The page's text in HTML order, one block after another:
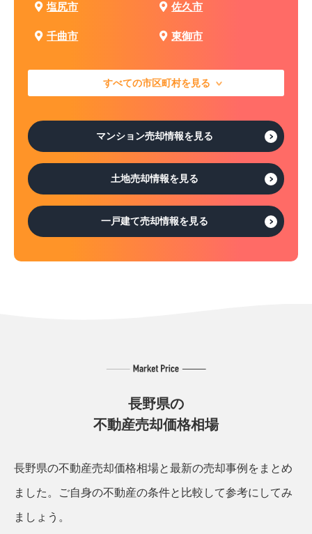
塩尻市 佐久市
千曲市 東御市
すべての市区町村を見る
マンション売却情報を見る
土地売却情報を見る
一戸建て売却情報を見る
長野県の
不動産売却価格相場
長野県の不動産売却価格相場と最新の売却事例をまとめ
ました。 ご自身の不動産の条件と比較して参考にしてみ
ましょう。